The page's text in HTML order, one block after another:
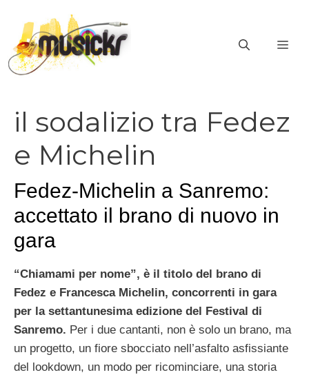
contenuto
il sodalizio tra Fedez
e Michelin
Fedez-Michelin a Sanremo:
accettato il brano di nuovo in
gara
“Chiamami per nome”, è il titolo del brano di
Fedez e Francesca Michelin, concorrenti in gara
per la settantunesima edizione del Festival di
Sanremo. Per i due cantanti, non è solo un brano, ma
un progetto, un fiore sbocciato nell’asfalto asfissiante
del lookdown, un modo per ricominciare, una storia